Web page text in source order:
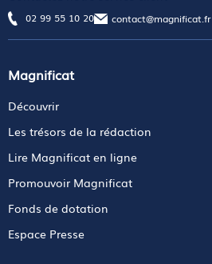
02 99 55 10 20 contact@magnificat.fr
Magnificat
Découvrir
Les trésors de la rédaction
Lire Magnificat en ligne
Promouvoir Magnificat
Fonds de dotation
Espace Presse